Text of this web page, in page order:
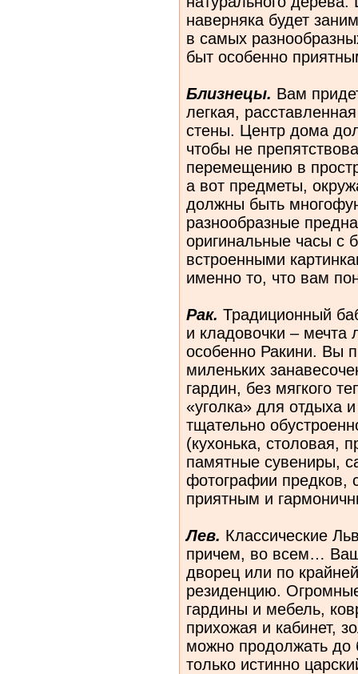
наверняка будет
в самых
быт особенно
Близнецы. Вам
легкая,
стены. Центр дома
чтобы не
перемещению в
а вот предметы,
должны быть
разнообразные
оригинальные часы с
встроенными
именно то, что вам
Рак. Традиционный
и кладовочки – мечта
особенно Ракини. Вы
миленьких
гардин, без мягкого
«уголка» для отдыха
тщательно
(кухонька, столовая,
памятные сувениры,
фотографии предков,
приятным и
Лев. Классические
причем, во всем…
дворец или по
резиденцию.
гардины и мебель,
прихожая и кабинет,
можно продолжать до
только истинно